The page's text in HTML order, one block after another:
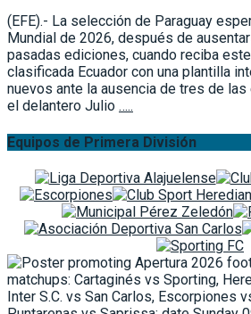
(EFE).- La selección de Paraguay
Mundial de 2026, después de
pasadas ediciones, cuando reciba
clasificada Ecuador con una plantilla
nuevos ante la ausencia de tres de
el delantero Julio …..
Equipos de Primera División